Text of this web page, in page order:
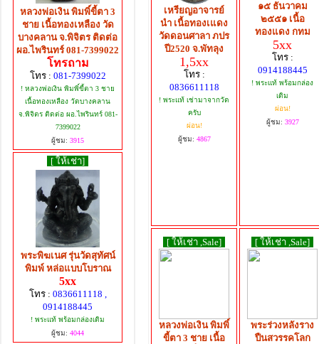
หลวงพ่อเงิน พิมพิ์ขี้ตา 3
ชาย เนื้อทองเหลือง วัด
บางคลาน จ.พิจิตร ติดต่อ
ผอ.ไพรินทร์ 081-7399022
โทรถาม
โทร : 081-7399022
! หลวงพ่อเงิน พิมพิ์ขี้ตา 3 ชาย
เนื้อทองเหลือง วัดบางคลาน
จ.พิจิตร ติดต่อ ผอ.ไพรินทร์ 081-
7399022
ผู้ชม: 3915
[ ให้เช่า]
พระพิฆเนศ รุ่นวัดสุทัศน์
พิมพ์ หล่อแบบโบราณ
5xx
โทร : 0836611118 ,
0914188445
! พระแท้ พร้อมกล่องเดิม
ผู้ชม: 4044
เหรียญอาจารย์
นำ เนื้อทองเแดง
วัดดอนศาลา ภปร
ปี2520 จ.พัทลุง
1,5xx
โทร :
0836611118
! พระแท้ เช่ามาจากวัด
ครับ
ผ่อน!
ผู้ชม: 4867
๑๕ ธันวาคม
๒๕๕๑ เนื้อ
ทองแดง กทม
5xx
โทร :
0914188445
! พระแท้ พร้อมกล่อง
เดิม
ผ่อน!
ผู้ชม: 3927
[ ให้เช่า ,Sale]
หลวงพ่อเงิน พิมพิ์
ขี้ตา 3 ชาย เนื้อ
[ ให้เช่า ,Sale]
พระร่วงหลังราง
ปืนสวรรคโลก